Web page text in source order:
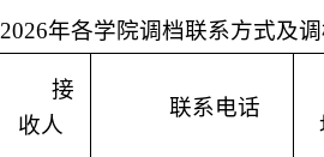
2026年各学院调档联系方式及
接
收人
联系电话